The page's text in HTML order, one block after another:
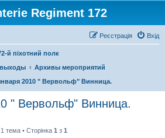
Regiment 172
Вхід
Реєстрація
й піхотний полк
Архивы мероприятий
2010 " Вервольф" Винница.
" Вервольф" Винница.
1 тема • Сторінка 1 з 1